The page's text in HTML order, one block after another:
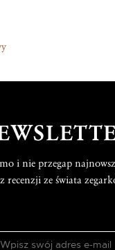
i nie przegap
recenzji ze świata